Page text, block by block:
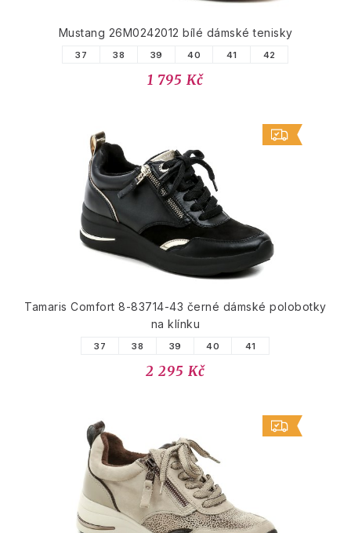
Mustang 26M0242012 bílé dámské tenisky
37 38 39 40 41 42
1 795 Kč
Tamaris Comfort 8-83714-43 černé dámské polobotky
na klínku
37 38 39 40 41
2 295 Kč